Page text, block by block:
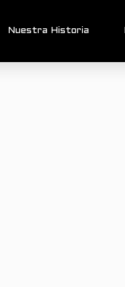
Nuestra Historia